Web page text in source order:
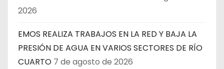
2026
EMOS REALIZA TRABAJOS EN LA RED Y BAJA LA
PRESIÓN DE AGUA EN VARIOS SECTORES DE RÍO
CUARTO 7 de agosto de 2026